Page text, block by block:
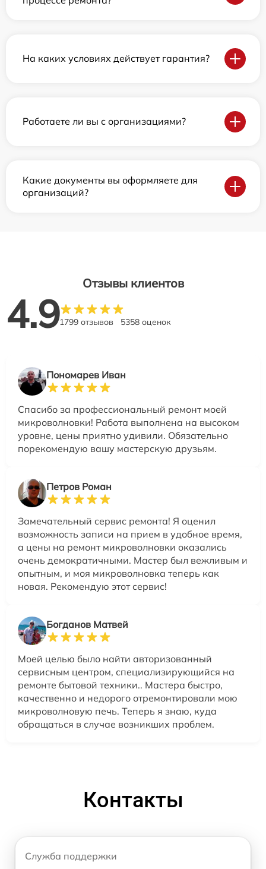
На каких условиях действует гарантия?
Работаете ли вы с организациями?
Какие документы вы оформляете для
организаций?
Отзывы клиентов
4.91799 отзывов 5358 оценок
Пономарев Иван
Спасибо за профессиональный ремонт моей
микроволновки! Работа выполнена на высоком
уровне, цены приятно удивили. Обязательно
порекомендую вашу мастерскую друзьям.
Петров Роман
Замечательный сервис ремонта! Я оценил
возможность записи на прием в удобное время,
а цены на ремонт микроволновки оказались
очень демократичными. Мастер был вежливым и
опытным, и моя микроволновка теперь как
новая. Рекомендую этот сервис!
Богданов Матвей
Моей целью было найти авторизованный
сервисным центром, специализирующийся на
ремонте бытовой техники.. Мастера быстро,
качественно и недорого отремонтировали мою
микроволновую печь. Теперь я знаю, куда
обращаться в случае возникших проблем.
Контакты
Служба поддержки